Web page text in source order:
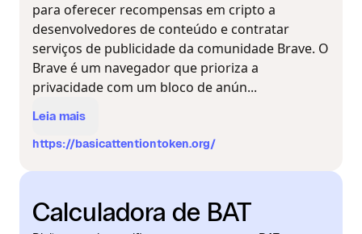
para oferecer recompensas em cripto a
desenvolvedores de conteúdo e contratar
serviços de publicidade da comunidade Brave. O
Brave é um navegador que prioriza a
privacidade com um bloco de anún...
Leia mais
https://basicattentiontoken.org/
Calculadora de BAT